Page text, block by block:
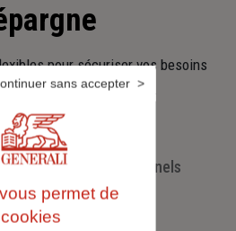
pour sécuriser vos besoins
anticiper ceux de demain.
Pour les professionnels
permet de
sans accepter